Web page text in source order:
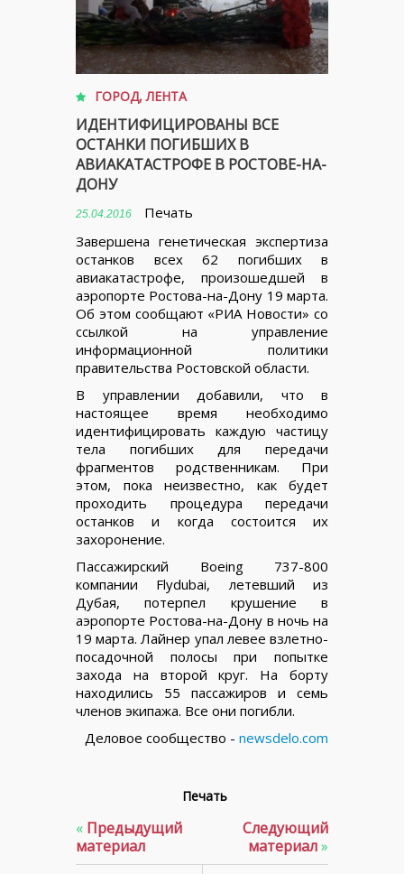
ГОРОД,ЛЕНТА
ИДЕНТИФИЦИРОВАНЫ ВСЕ
ОСТАНКИ ПОГИБШИХ В
АВИАКАТАСТРОФЕ В РОСТОВЕ-НА-
ДОНУ
25.04.2016
Печать
Завершена генетическая экспертиза
останков всех 62 погибших в
авиакатастрофе, произошедшей в
аэропорте Ростова-на-Дону 19 марта.
Об этом сообщают «РИА Новости» со
ссылкой на управление
информационной политики
правительства Ростовской области.
В управлении добавили, что в
настоящее время необходимо
идентифицировать каждую частицу
тела погибших для передачи
фрагментов родственникам. При
этом, пока неизвестно, как будет
проходить процедура передачи
останков и когда состоится их
захоронение.
Пассажирский Boeing 737-800
компании Flydubai, летевший из
Дубая, потерпел крушение в
аэропорте Ростова-на-Дону в ночь на
19 марта. Лайнер упал левее взлетно-
посадочной полосы при попытке
захода на второй круг. На борту
находились 55 пассажиров и семь
членов экипажа. Все они погибли.
Деловое сообщество - newsdelo.com
Печать
« Предыдущий
материал
Следующий
материал»